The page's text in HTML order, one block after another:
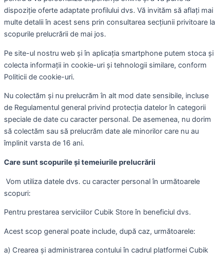
dispoziție oferte adaptate profilului dvs. Vă invităm să aflați mai
multe detalii în acest sens prin consultarea secțiunii privitoare la
scopurile prelucrării de mai jos.
Pe site-ul nostru web și în aplicația smartphone putem stoca și
colecta informații in cookie-uri și tehnologii similare, conform
Politicii de cookie-uri.
Nu colectăm și nu prelucrăm în alt mod date sensibile, incluse
de Regulamentul general privind protecția datelor în categorii
speciale de date cu caracter personal. De asemenea, nu dorim
să colectăm sau să prelucrăm date ale minorilor care nu au
împlinit varsta de 16 ani.
Care sunt scopurile și temeiurile prelucrării
Vom utiliza datele dvs. cu caracter personal în următoarele
scopuri:
Pentru prestarea serviciilor Cubik Store în beneficiul dvs.
Acest scop general poate include, după caz, următoarele:
a) Crearea și administrarea contului în cadrul platformei Cubik